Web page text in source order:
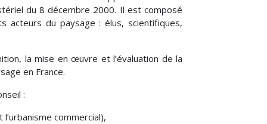
du 8 décembre 2000. Il est composé
acteurs du paysage : élus, scientifiques,
la mise en œuvre et l’évaluation de la
en France.
:
commercial),